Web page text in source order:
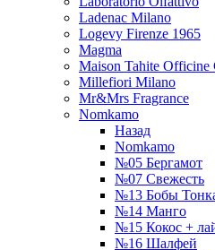
Ladenac Milano
Logevy Firenze 1965
Magma
Maison Tahite Officine
Millefiori Milano
Mr&Mrs Fragrance
Nomkamo
Назад
Nomkamo
№05 Бергамот
№07 Свежесть
№13 Бобы
№14 Манго
№15 Кокос +
№16 Шалфей